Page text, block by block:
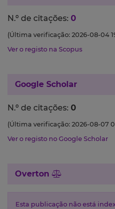
N.º de citações: 0
(Última verificação: 2026-08-04
Ver o registo na Scopus
Google Scholar
N.º de citações: 0
(Última verificação: 2026-08-07
Ver o registo no Google Scholar
Overton
Esta publicação não está